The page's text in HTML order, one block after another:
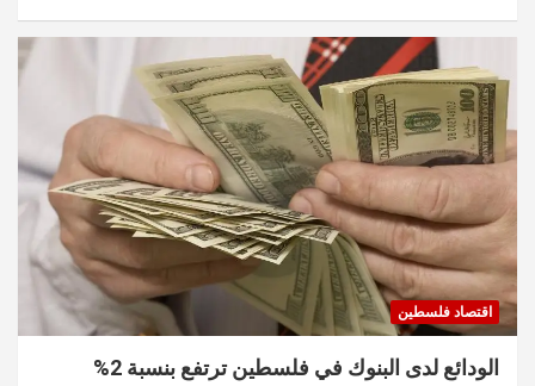
اقتصاد فلسطين
الودائع لدى البنوك في فلسطين ترتفع بنسبة 2%